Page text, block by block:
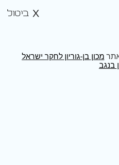
ביטול
מכון בן-גוריון לחקר ישראל
בנגב